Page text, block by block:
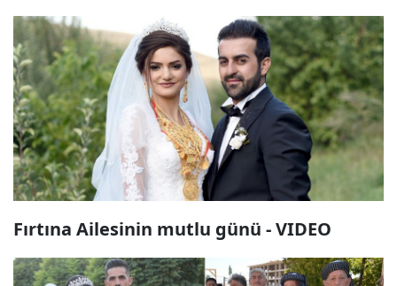
Fırtına Ailesinin mutlu günü - VIDEO